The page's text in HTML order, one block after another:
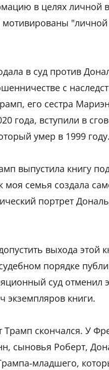
в целях личной
в суд против
с
его сестра
года, вступили в
умер в 1999 году.
выпустила книгу
моя семья создала
портрет
выхода этой
порядке
суд отменил
экземпляров книги.
Трамп скончался. У
сыновья Роберт,
младшего,